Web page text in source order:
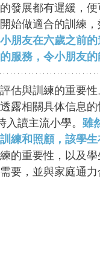
發展都有遲緩，
始做適合的訓練
小朋友在六歲之前
服務，令小朋友的
估與訓練的重要
露相關具体信息
讀主流小學。 雖
練和照顧，該學
的重要性，以及
要，並與家庭通